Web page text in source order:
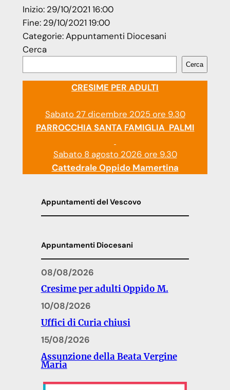
Inizio: 29/10/2021 16:00
Fine: 29/10/2021 19:00
Categorie:Appuntamenti Diocesani
Cerca
Cerca
CRESIME PER ADULTI
Sabato 27 dicembre 2025 ore 9.30
PARROCCHIA SANTA FAMIGLIA PALMI
Sabato 8 agosto 2026 ore 9.30
Cattedrale Oppido Mamertina
Appuntamenti del Vescovo
Appuntamenti Diocesani
08/08/2026
Cresime per adulti Oppido M.
10/08/2026
Uffici di Curia chiusi
15/08/2026
Assunzione della Beata Vergine
Maria